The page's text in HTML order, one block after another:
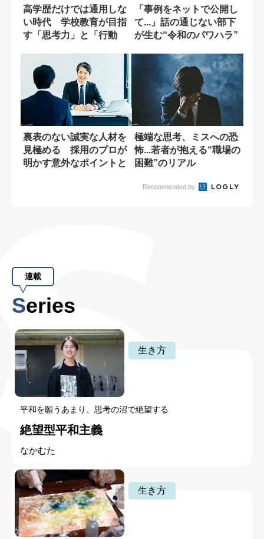
高学歴だけでは通用しな
い時代 学校教育が目指
す「思考力」と「行動
「事例をネットで公開し
て...」話の通じない部下
が生む“令和のパワハラ”
裏表のない誠実な人材を
見極める 採用のプロが
明かす意外なポイントと
極端な思考、ミスへの恐
怖...若者が抱える“職場の
困難”のリアル
Recommended by
連載
Series
生き方
平和を願うあまり、思考の沼で絶望する
絶望型平和主義
なかむた
生き方